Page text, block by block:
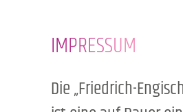
IMPRESSUM
Die „Friedrich-